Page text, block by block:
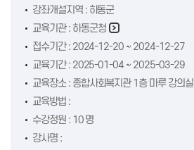
강좌개설지역 : 하동군
교육기관 : 하동군청
접수기간 : 2024-12-20 ~ 2024-12-27
교육기간 : 2025-01-04 ~ 2025-03-29
교육장소 : 종합사회복지관 1층 마루 강의실
교육방법 :
수강정원 : 10 명
강사명 :